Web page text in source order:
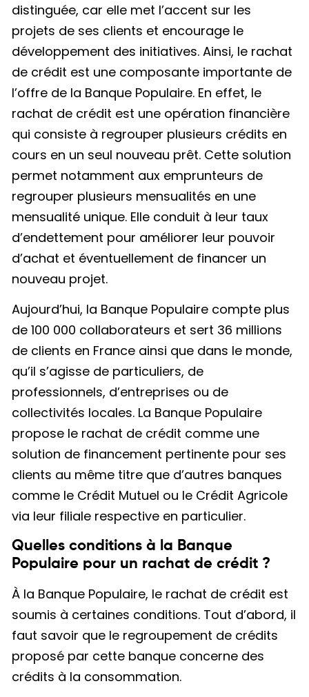
distinguée, car elle met l’accent sur les
projets de ses clients et encourage le
développement des initiatives. Ainsi, le rachat
de crédit est une composante importante de
l’offre de la Banque Populaire. En effet, le
rachat de crédit est une opération financière
qui consiste à regrouper plusieurs crédits en
cours en un seul nouveau prêt. Cette solution
permet notamment aux emprunteurs de
regrouper plusieurs mensualités en une
mensualité unique. Elle conduit à leur taux
d’endettement pour améliorer leur pouvoir
d’achat et éventuellement de financer un
nouveau projet.
Aujourd’hui, la Banque Populaire compte plus
de 100 000 collaborateurs et sert 36 millions
de clients en France ainsi que dans le monde,
qu’il s’agisse de particuliers, de
professionnels, d’entreprises ou de
collectivités locales. La Banque Populaire
propose le rachat de crédit comme une
solution de financement pertinente pour ses
clients au même titre que d’autres banques
comme le Crédit Mutuel ou le Crédit Agricole
via leur filiale respective en particulier.
Quelles conditions à la Banque
Populaire pour un rachat de crédit ?
À la Banque Populaire, le rachat de crédit est
soumis à certaines conditions. Tout d’abord, il
faut savoir que le regroupement de crédits
proposé par cette banque concerne des
crédits à la consommation.